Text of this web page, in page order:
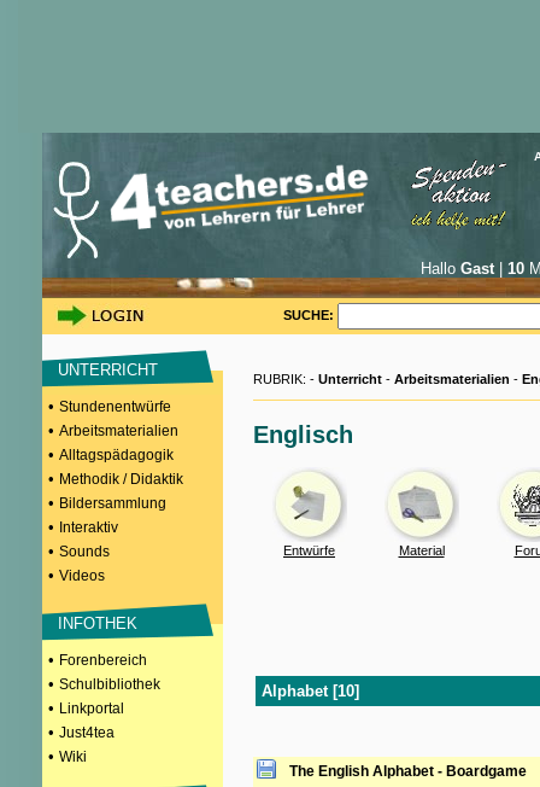
Hallo Gast| 10
SUCHE:
UNTERRICHT
• Stundenentwürfe
• Arbeitsmaterialien
• Alltagspädagogik
• Methodik / Didaktik
• Bildersammlung
• Interaktiv
• Sounds
• Videos
INFOTHEK
• Forenbereich
• Schulbibliothek
• Linkportal
• Just4tea
• Wiki
RUBRIK: - Unterricht - Arbeitsmaterialien -
Englisch
Entwürfe Material
Alphabet [10]
The English Alphabet - Boardgame